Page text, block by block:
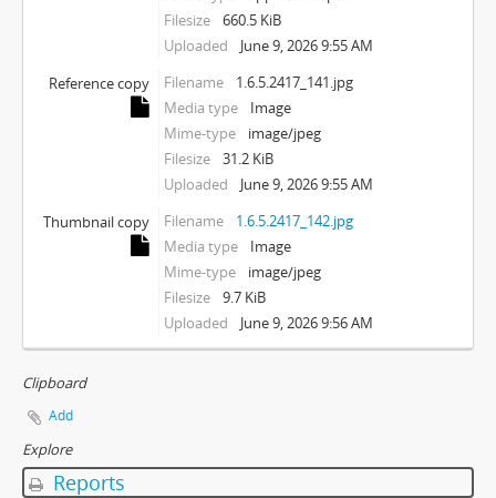
Filesize
660.5 KiB
Uploaded
June 9, 2026 9:55 AM
Reference copy
Filename
1.6.5.2417_141.jpg
Media type
Image
Mime-type
image/jpeg
Filesize
31.2 KiB
Uploaded
June 9, 2026 9:55 AM
Thumbnail copy
Filename
1.6.5.2417_142.jpg
Media type
Image
Mime-type
image/jpeg
Filesize
9.7 KiB
Uploaded
June 9, 2026 9:56 AM
Clipboard
Add
Explore
Reports